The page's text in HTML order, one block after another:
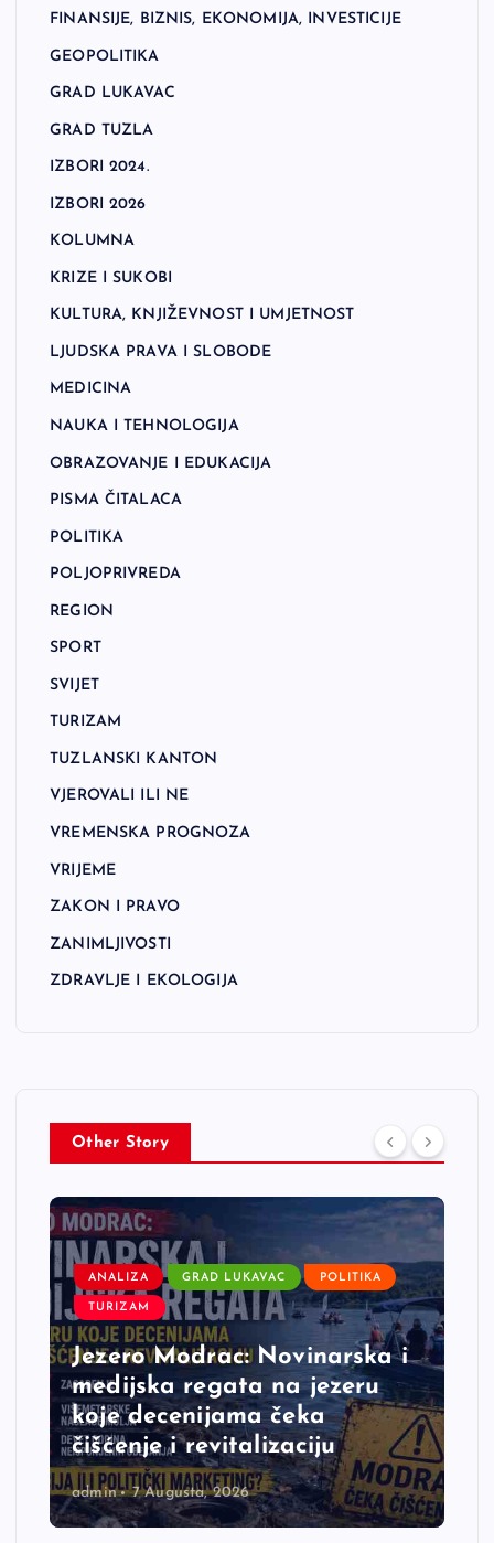
FINANSIJE, BIZNIS, EKONOMIJA, INVESTICIJE
GEOPOLITIKA
GRAD LUKAVAC
GRAD TUZLA
IZBORI 2024.
IZBORI 2026
KOLUMNA
KRIZE I SUKOBI
KULTURA, KNJIŽEVNOST I UMJETNOST
LJUDSKA PRAVA I SLOBODE
MEDICINA
NAUKA I TEHNOLOGIJA
OBRAZOVANJE I EDUKACIJA
PISMA ČITALACA
POLITIKA
POLJOPRIVREDA
REGION
SPORT
SVIJET
TURIZAM
TUZLANSKI KANTON
VJEROVALI ILI NE
VREMENSKA PROGNOZA
VRIJEME
ZAKON I PRAVO
ZANIMLJIVOSTI
ZDRAVLJE I EKOLOGIJA
Other Story
ANALIZA GRAD LUKAVAC POLITIKA
TURIZAM
Jezero Modrac: Novinarska i
medijska regata na jezeru
koje decenijama čeka
čišćenje i revitalizaciju
admin 7 Augusta, 2026